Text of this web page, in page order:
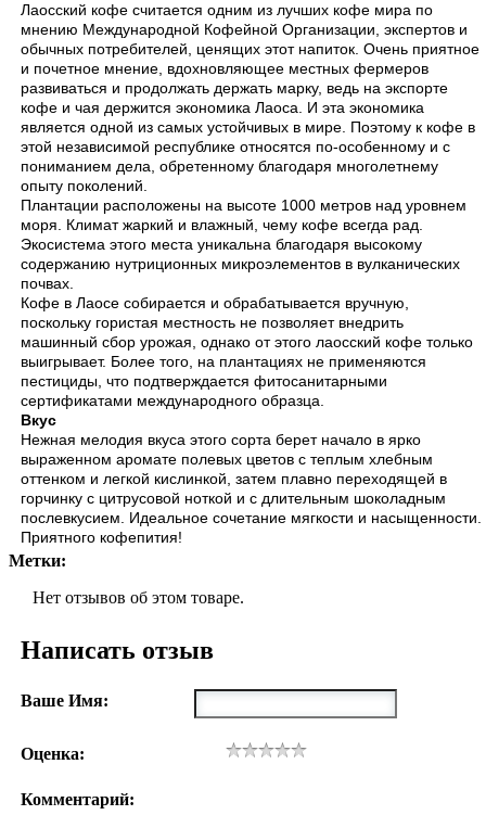
Лаосский кофе считается одним из лучших кофе мира по
мнению Международной Кофейной Организации, экспертов и
обычных потребителей, ценящих этот напиток. Очень приятное
и почетное мнение, вдохновляющее местных фермеров
развиваться и продолжать держать марку, ведь на экспорте
кофе и чая держится экономика Лаоса. И эта экономика
является одной из самых устойчивых в мире. Поэтому к кофе в
этой независимой республике относятся по-особенному и с
пониманием дела, обретенному благодаря многолетнему
опыту поколений.
Плантации расположены на высоте 1000 метров над уровнем
моря. Климат жаркий и влажный, чему кофе всегда рад.
Экосистема этого места уникальна благодаря высокому
содержанию нутриционных микроэлементов в вулканических
почвах.
Кофе в Лаосе собирается и обрабатывается вручную,
поскольку гористая местность не позволяет внедрить
машинный сбор урожая, однако от этого лаосский кофе только
выигрывает. Более того, на плантациях не применяются
пестициды, что подтверждается фитосанитарными
сертификатами международного образца.
Вкус
Нежная мелодия вкуса этого сорта берет начало в ярко
выраженном аромате полевых цветов с теплым хлебным
оттенком и легкой кислинкой, затем плавно переходящей в
горчинку с цитрусовой ноткой и с длительным шоколадным
послевкусием. Идеальное сочетание мягкости и насыщенности.
Приятного кофепития!
Метки:
Нет отзывов об этом товаре.
Написать отзыв
Ваше Имя:
Оценка:
Комментарий: